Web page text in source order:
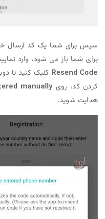
سپس برای شما یک کد ارسال
برای شما باز می شود، وارد
Resend Code کلیک کنید تا
کردن کد، رویmanually
هدایت شوید.